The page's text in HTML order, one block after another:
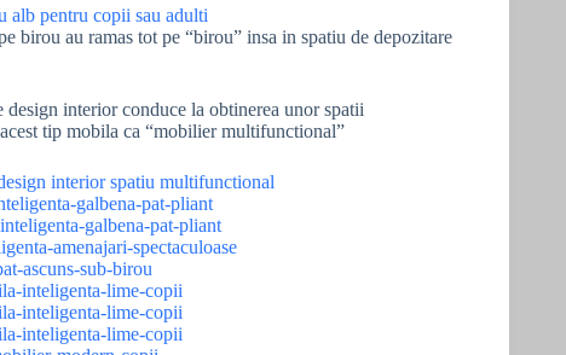
birou au ramas tot pe “birou” insa in spatiu de depozitare
interior conduce la obtinerea unor spatii
tip mobila ca “mobilier multifunctional”